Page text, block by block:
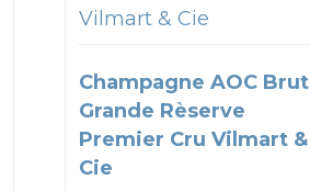
Vilmart & Cie
Champagne AOC Brut
Grande Rèserve
Premier Cru Vilmart &
Cie